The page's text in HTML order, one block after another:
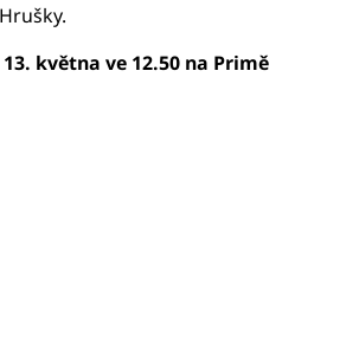
května ve 12.50 na Primě